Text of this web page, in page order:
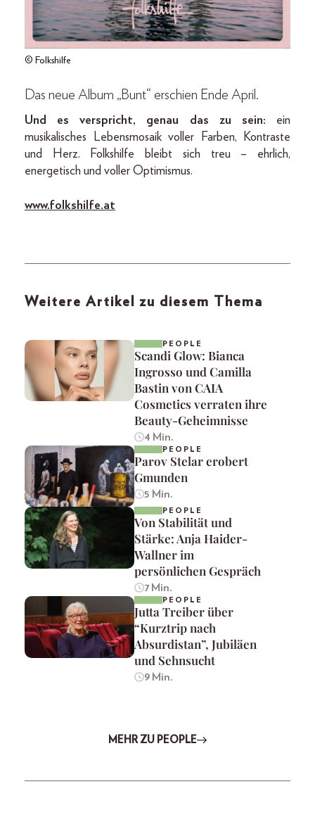
© Folkshilfe
Das neue Album „Bunt“ erschien Ende April.
Und es verspricht, genau das zu sein: ein
musikalisches Lebensmosaik voller Farben, Kontraste
und Herz. Folkshilfe bleibt sich treu – ehrlich,
energetisch und voller Optimismus.
www.folkshilfe.at
Weitere Artikel zu diesem Thema
PEOPLE
Scandi Glow: Bianca
Ingrosso und Camilla
Bastin von CAIA
Cosmetics verraten ihre
Beauty-Geheimnisse
4 Min.
PEOPLE
Parov Stelar erobert
Gmunden
5 Min.
PEOPLE
Von Stabilität und
Stärke: Anja Haider-
Wallner im
persönlichen Gespräch
7 Min.
PEOPLE
Jutta Treiber über
“Kurztrip nach
Absurdistan”, Jubiläen
und Sehnsucht
9 Min.
MEHR ZU PEOPLE